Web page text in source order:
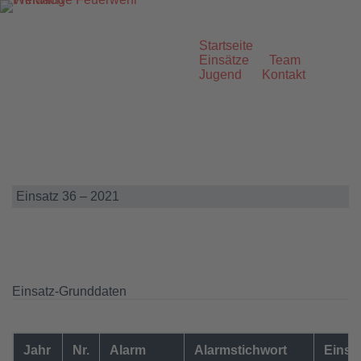
Zum
Startseite
Einsätze
Team
Jugend
Kontakt
Einsatz 36 – 2021
Einsatz-Grunddaten
Jahr Nr. Alarm Alarmstichwort